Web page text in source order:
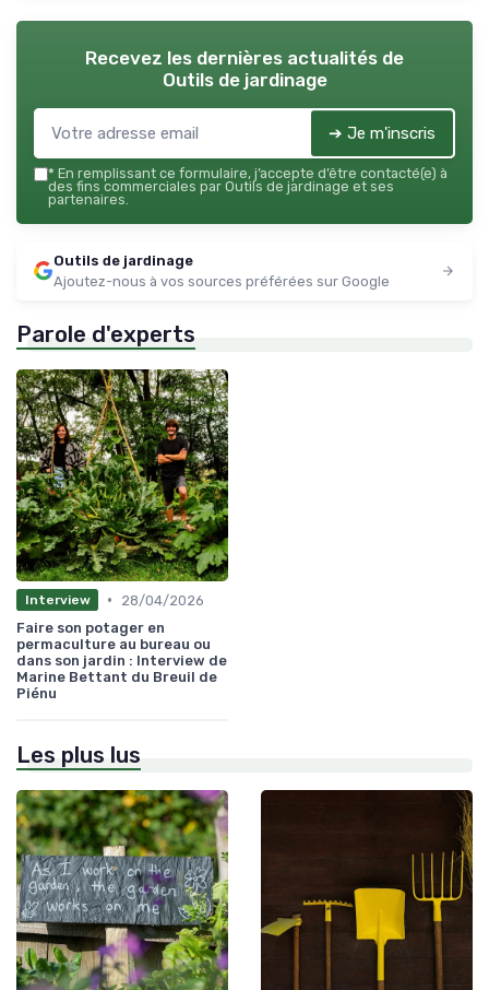
Recevez les dernières actualités de
Outils de jardinage
➔ Je m'inscris
* En remplissant ce formulaire, j’accepte d’être contacté(e) à
des fins commerciales par Outils de jardinage et ses
partenaires.
Outils de jardinage
Ajoutez-nous à vos sources préférées sur Google
Parole d'experts
Interview •
28/04/2026
Faire son potager en
permaculture au bureau ou
dans son jardin : Interview de
Marine Bettant du Breuil de
Piénu
Les plus lus